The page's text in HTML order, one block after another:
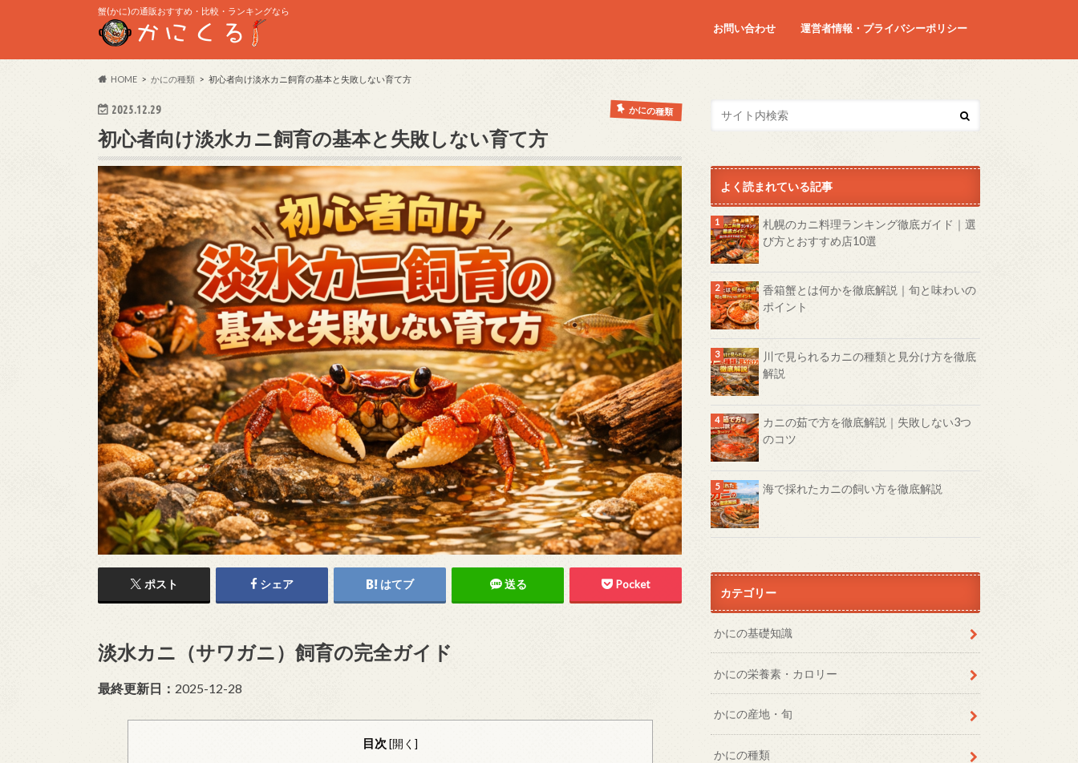
蟹(かに)の通販おすすめ・比較・ランキングなら
お問い合わせ 運営者情報・プライバシーポリシー
HOME かにの種類 初心者向け淡水カニ飼育の基本と失敗しない育て方
2025.12.29 かにの種類
初心者向け淡水カニ飼育の基本と失敗しない育て方
ポスト シェア はてブ 送る Pocket
淡水カニ（サワガニ）飼育の完全ガイド
最終更新日： 2025-12-28
目次 [開く ]
よく読まれている記事
札幌のカニ料理ランキング徹底ガイド｜選
び方とおすすめ店10選
香箱蟹とは何かを徹底解説｜旬と味わいの
ポイント
川で見られるカニの種類と見分け方を徹底
解説
カニの茹で方を徹底解説｜失敗しない3つ
のコツ
海で採れたカニの飼い方を徹底解説
カテゴリー
かにの基礎知識
かにの栄養素・カロリー
かにの産地・旬
かにの種類